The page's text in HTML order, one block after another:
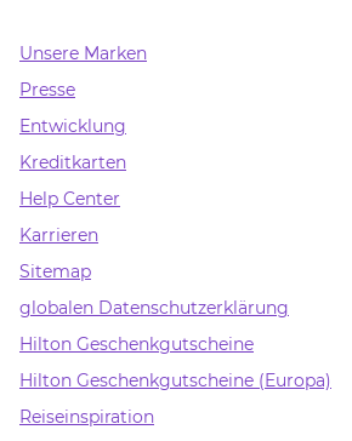
Unsere Marken
Presse
Entwicklung
Kreditkarten
Help Center
Karrieren
Sitemap
globalen Datenschutzerklärung
Hilton Geschenkgutscheine
Hilton Geschenkgutscheine (Europa)
Reiseinspiration